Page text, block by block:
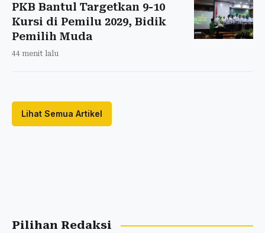
PKB Bantul Targetkan 9-10
Kursi di Pemilu 2029, Bidik
Pemilih Muda
44 menit lalu
Lihat Semua Artikel
Pilihan Redaksi